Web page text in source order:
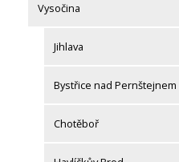
Vysočina
Jihlava
Bystřice nad Pernštejnem
Chotěboř